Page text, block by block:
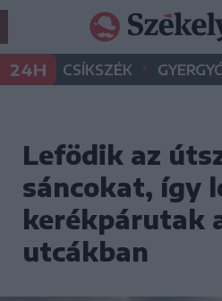
24H CSÍKSZÉK •
Lefödik az
sáncokat, így
kerékpárutak
utcákban